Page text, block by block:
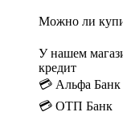
Можно ли
У нашем
кредит
💳 Альфа Банк
💳